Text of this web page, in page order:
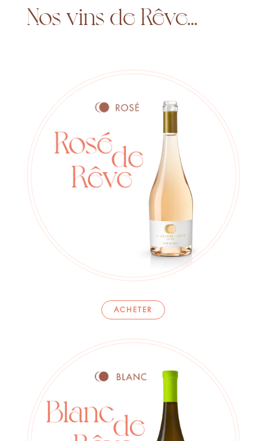
Nos vins de Rêve…
ACHETER